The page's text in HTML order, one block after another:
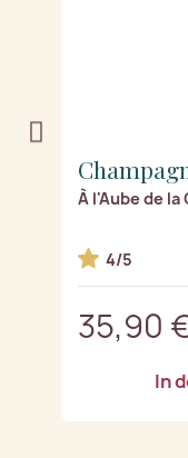
À l'Aube de la
4/5
35,90
In